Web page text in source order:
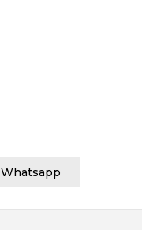
Whatsapp